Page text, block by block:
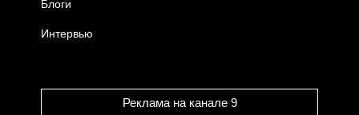
Блоги
Интервью
Реклама на канале 9